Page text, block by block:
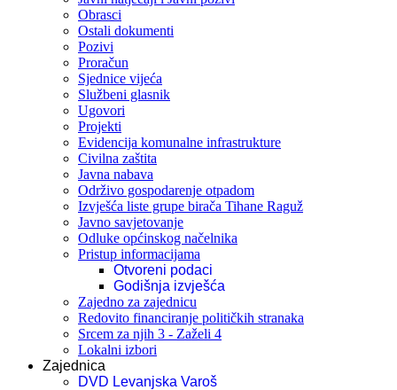
Obrasci
Ostali dokumenti
Pozivi
Proračun
Sjednice vijeća
Službeni glasnik
Ugovori
Projekti
Evidencija komunalne infrastrukture
Civilna zaštita
Javna nabava
Održivo gospodarenje otpadom
Izvješća liste grupe birača Tihane Raguž
Javno savjetovanje
Odluke općinskog načelnika
Pristup informacijama
Otvoreni podaci
Godišnja izvješća
Zajedno za zajednicu
Redovito financiranje političkih stranaka
Srcem za njih 3 - Zaželi 4
Lokalni izbori
Zajednica
DVD Levanjska Varoš